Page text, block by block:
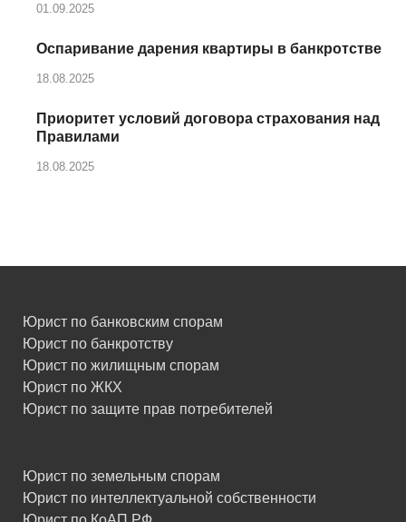
01.09.2025
Оспаривание дарения квартиры в банкротстве
18.08.2025
Приоритет условий договора страхования над
Правилами
18.08.2025
Юрист по банковским спорам
Юрист по банкротству
Юрист по жилищным спорам
Юрист по ЖКХ
Юрист по защите прав потребителей
Юрист по земельным спорам
Юрист по интеллектуальной собственности